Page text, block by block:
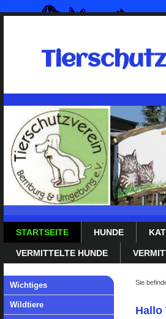
STARTSEITE HUNDE
VERMITTELTE HUNDE
Wichtiges
Wildtiere
Sie
Hallo